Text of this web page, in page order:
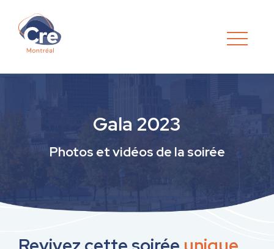
Gala 2023
Photos et vidéos de la soirée